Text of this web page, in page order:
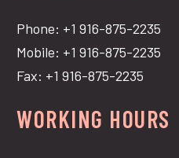
Phone: +1 916-875-2235
Mobile: +1 916-875-2235
Fax: +1 916-875-2235
WORKING HOURS